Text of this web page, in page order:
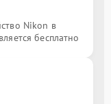
Nikon в
бесплатно